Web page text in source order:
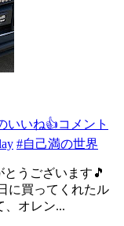
いいね👍コメント
#自己満の世界
うございます🎵
に買ってくれたル
、オレン...